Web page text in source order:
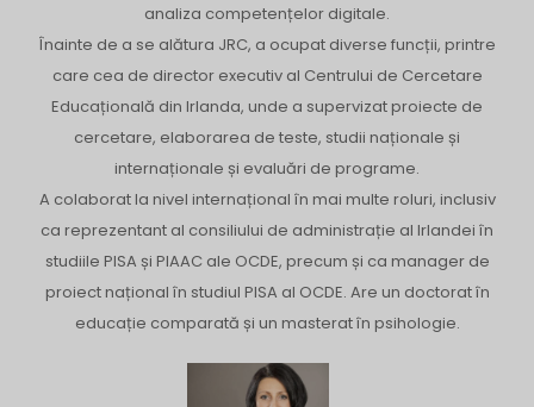
analiza competențelor digitale.
Înainte de a se alătura JRC, a ocupat diverse funcții, printre
care cea de director executiv al Centrului de Cercetare
Educațională din Irlanda, unde a supervizat proiecte de
cercetare, elaborarea de teste, studii naționale și
internaționale și evaluări de programe.
A colaborat la nivel internațional în mai multe roluri, inclusiv
ca reprezentant al consiliului de administrație al Irlandei în
studiile PISA și PIAAC ale OCDE, precum și ca manager de
proiect național în studiul PISA al OCDE. Are un doctorat în
educație comparată și un masterat în psihologie.